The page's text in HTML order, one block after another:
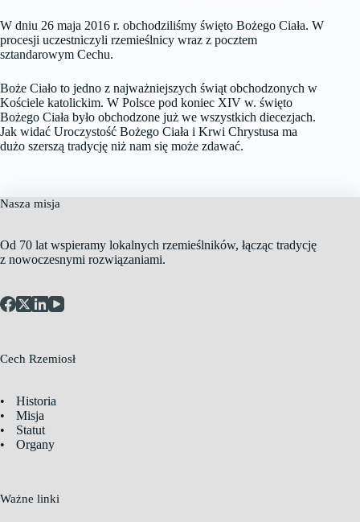
W dniu 26 maja 2016 r. obchodziliśmy święto Bożego Ciała. W
procesji uczestniczyli rzemieślnicy wraz z pocztem
sztandarowym Cechu.
Boże Ciało to jedno z najważniejszych świąt obchodzonych w
Kościele katolickim. W Polsce pod koniec XIV w. święto
Bożego Ciała było obchodzone już we wszystkich diecezjach.
Jak widać Uroczystość Bożego Ciała i Krwi Chrystusa ma
dużo szerszą tradycję niż nam się może zdawać.
Nasza misja
Od 70 lat wspieramy lokalnych rzemieślników, łącząc tradycję
z nowoczesnymi rozwiązaniami.
Cech Rzemiosł
Historia
Misja
Statut
Organy
Ważne linki